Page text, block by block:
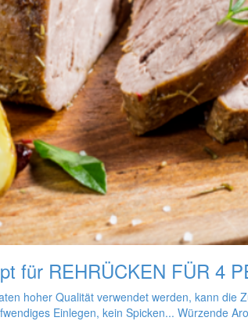
für REHRÜCKEN FÜR 4
hoher Qualität verwendet werden, kann die
Einlegen, kein Spicken... Würzende